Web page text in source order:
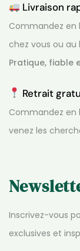
Livraison
Commandez en
chez vous ou
Pratique, fiable
Retrait
Commandez en
venez les
Inscrivez-vous
exclusives et